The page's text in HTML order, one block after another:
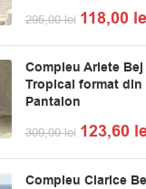
295,00lei 118,00
Compleu Arlete
Tropical format din
Pantalon
309,00lei 123,60
Compleu Clarice